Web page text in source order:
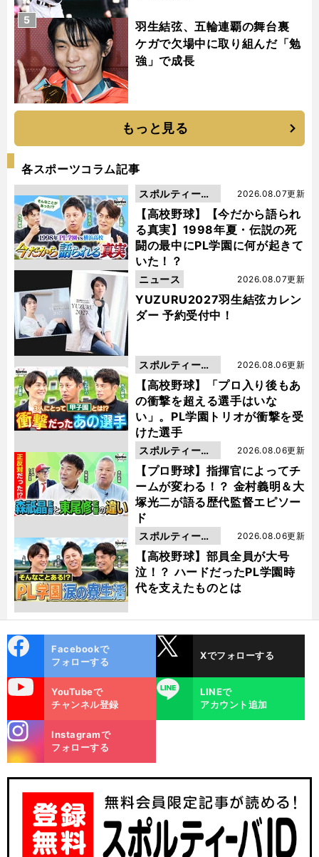
羽生結弦、五輪連覇の舞台裏
ケガで欠場中に取り組んだ「勉
強」で成長
5
もっと見る
各スポーツコラム記事
【高校野球】【今だから語られ
る真実】1998年夏・伝説の死
闘の最中にPL学園に何が起きて
いた！？
2026.08.07更新
スポルティーバ
動画
YUZURU2027羽生結弦カレン
ダー 予約受付中！
2026.08.07更新
ニュース
【高校野球】「プロ入り後もあ
の衝撃を超える選手はいな
い」。PL学園トリオが衝撃を受
けた選手
2026.08.06更新
スポルティーバ
動画
【プロ野球】指揮官によってチ
ームが変わる！？ 金村義明＆大
塚光二が語る歴代監督エピソー
ド
2026.08.06更新
スポルティーバ
動画
【高校野球】部員全員が大号
泣！？ ハードだったPL学園時
代を支えたものとは
2026.08.06更新
スポルティーバ
動画
ok
Facebookで
フォローする
Xでフォローする
YouTubeで
チャンネル登録
LINE
LINEで
アカウント追加
m
Instagramで
フォローする